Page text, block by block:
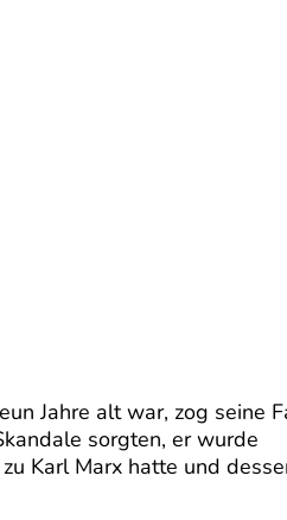
Jahre alt war, zog seine
sorgten, er wurde
Karl Marx hatte und